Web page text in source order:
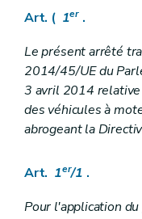
Art. ( 1er .
Le présent arrêté
2014/45/UE du
3 avril 2014
des véhicules à
abrogeant la
Art. 1er/1 .
Pour l'application